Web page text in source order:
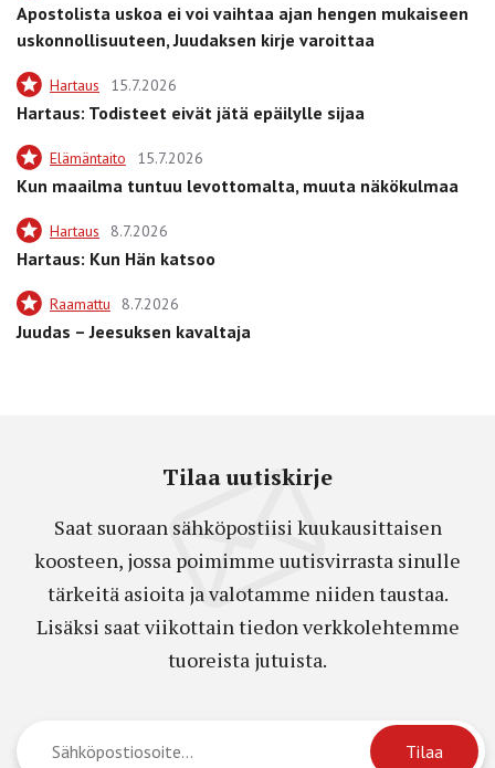
Apostolista uskoa ei voi vaihtaa ajan hengen mukaiseen
uskonnollisuuteen, Juudaksen kirje varoittaa
Hartaus 15.7.2026
Hartaus: Todisteet eivät jätä epäilylle sijaa
Elämäntaito 15.7.2026
Kun maailma tuntuu levottomalta, muuta näkökulmaa
Hartaus 8.7.2026
Hartaus: Kun Hän katsoo
Raamattu 8.7.2026
Juudas – Jeesuksen kavaltaja
Tilaa uutiskirje
Saat suoraan sähköpostiisi kuukausittaisen
koosteen, jossa poimimme uutisvirrasta sinulle
tärkeitä asioita ja valotamme niiden taustaa.
Lisäksi saat viikottain tiedon verkkolehtemme
tuoreista jutuista.